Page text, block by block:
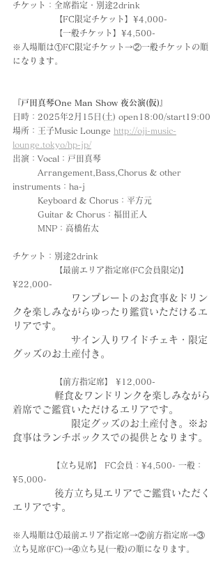
チケット：全席指定・別途2drink
【FC限定チケット】¥4,000-
【一般チケット】¥4,500-
※入場順は①FC限定チケット→②一般チケットの順
になります。
『戸田真琴One Man Show 夜公演(仮)』
日時：2025年2月15日(土) open18:00/start19:00
場所：王子Music Lounge http://oji-music-
lounge.tokyo/hp-jp/
出演： Vocal：戸田真琴
Arrangement,Bass,Chorus & other
instruments：ha-j
Keyboard & Chorus：平方元
Guitar & Chorus：福田正人
MNP：高橋佑太
チケット：別途2drink
【最前エリア指定席(FC会員限定)】
¥22,000-
ワンプレートのお食事＆ドリン
クを楽しみながらゆったり鑑賞いただけるエ
リアです。
サイン入りワイドチェキ・限定
グッズのお土産付き。
【前方指定席】 ¥12,000-
軽食＆ワンドリンクを楽しみながら
着席でご鑑賞いただけるエリアです。
限定グッズのお土産付き。※お
食事はランチボックスでの提供となります。
¥5,000-
後方立ち見エリアでご鑑賞いただく
エリアです。
※入場順は①最前エリア指定席→②前方指定席→③
立ち見席(FC)→④立ち見(一般)の順になります。